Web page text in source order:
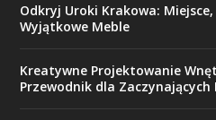
Odkryj Uroki Krakowa:
Wyjątkowe Meble
Kreatywne Projektowanie
Przewodnik dla Zaczynających